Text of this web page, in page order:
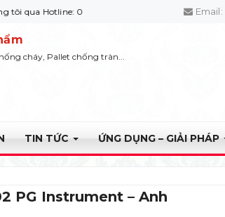
0932 664422 Email:
cháy, Pallet chống tràn...
TIN TỨC ỨNG DỤNG – GIẢI PHÁP
PG Instrument – Anh